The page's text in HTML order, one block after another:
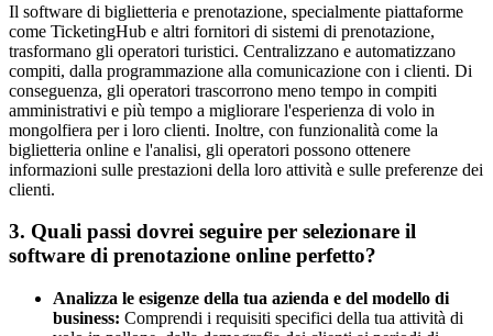
Il software di biglietteria e prenotazione, specialmente piattaforme
come TicketingHub e altri fornitori di sistemi di prenotazione,
trasformano gli operatori turistici. Centralizzano e automatizzano
compiti, dalla programmazione alla comunicazione con i clienti. Di
conseguenza, gli operatori trascorrono meno tempo in compiti
amministrativi e più tempo a migliorare l'esperienza di volo in
mongolfiera per i loro clienti. Inoltre, con funzionalità come la
biglietteria online e l'analisi, gli operatori possono ottenere
informazioni sulle prestazioni della loro attività e sulle preferenze dei
clienti.
3. Quali passi dovrei seguire per selezionare il
software di prenotazione online perfetto?
Analizza le esigenze della tua azienda e del modello di
business: Comprendi i requisiti specifici della tua attività di